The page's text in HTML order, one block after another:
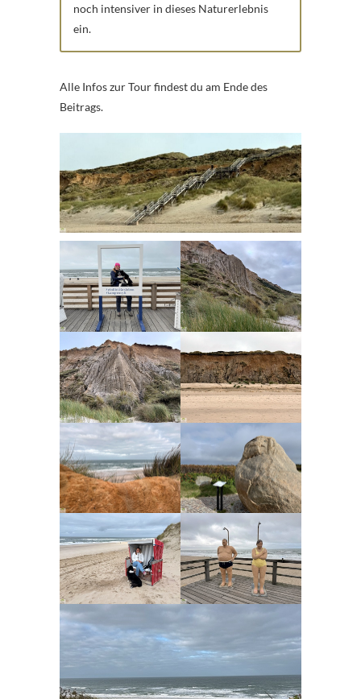
noch intensiver in dieses Naturerlebnis
ein.
Alle Infos zur Tour findest du am Ende des
Beitrags.